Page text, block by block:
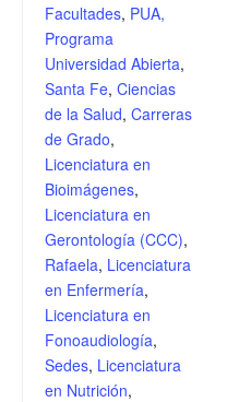
Facultades, PUA,
Programa
Universidad Abierta,
Santa Fe, Ciencias
de la Salud, Carreras
de Grado,
Licenciatura en
Bioimágenes,
Licenciatura en
Gerontología (CCC),
Rafaela, Licenciatura
en Enfermería,
Licenciatura en
Fonoaudiología,
Sedes, Licenciatura
en Nutrición,